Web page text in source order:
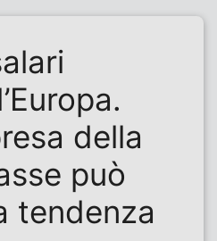
della
può
tendenza